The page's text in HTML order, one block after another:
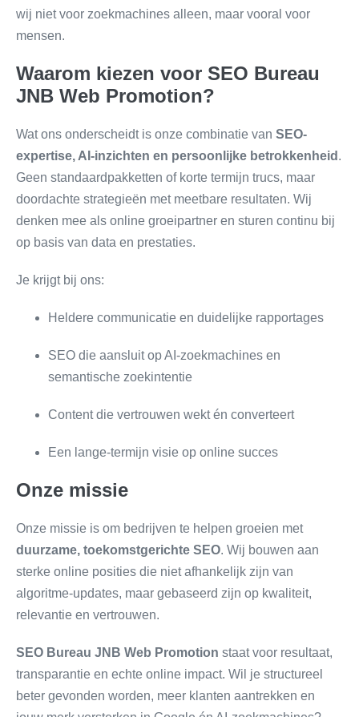
wij niet voor zoekmachines alleen, maar vooral voor
mensen.
Waarom kiezen voor SEO Bureau
JNB Web Promotion?
Wat ons onderscheidt is onze combinatie van SEO-
expertise, AI-inzichten en persoonlijke betrokkenheid .
Geen standaardpakketten of korte termijn trucs, maar
doordachte strategieën met meetbare resultaten. Wij
denken mee als online groeipartner en sturen continu bij
op basis van data en prestaties.
Je krijgt bij ons:
Heldere communicatie en duidelijke rapportages
SEO die aansluit op AI-zoekmachines en
semantische zoekintentie
Content die vertrouwen wekt én converteert
Een lange-termijn visie op online succes
Onze missie
Onze missie is om bedrijven te helpen groeien met
duurzame, toekomstgerichte SEO. Wij bouwen aan
sterke online posities die niet afhankelijk zijn van
algoritme-updates, maar gebaseerd zijn op kwaliteit,
relevantie en vertrouwen.
SEO Bureau JNB Web Promotion staat voor resultaat,
transparantie en echte online impact. Wil je structureel
beter gevonden worden, meer klanten aantrekken en